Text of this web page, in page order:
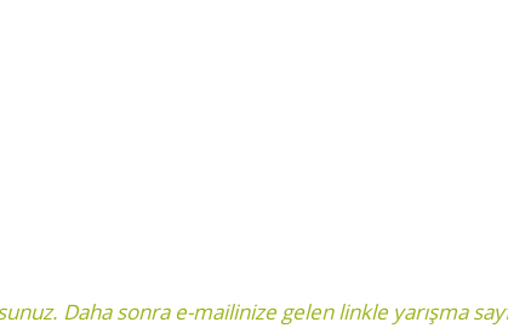
Daha sonra e-mailinize gelen linkle yarışma